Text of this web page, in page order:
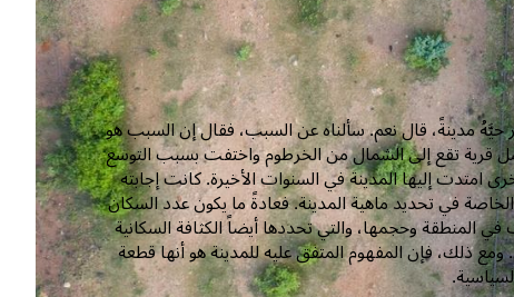
حيَّهُ مدينةً، قال نعم. سألناه عن السبب، فقال إن السبب هو
قرية تقع إلى الشمال من الخرطوم واختفت بسبب التوسع
إليها المدينة في السنوات الأخيرة. كانت إجابته
في تحديد ماهية المدينة. فعادةً ما يكون عدد السكان
المنطقة وحجمها، والتي تحددها أيضاً الكثافة السكانية
ذلك، فإن المفهوم المتفق عليه للمدينة هو أنها قطعة